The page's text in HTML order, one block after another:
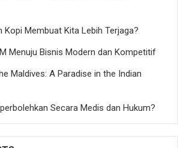
Kopi Membuat Kita Lebih Terjaga?
Menuju Bisnis Modern dan Kompetitif
Maldives: A Paradise in the Indian
Secara Medis dan Hukum?